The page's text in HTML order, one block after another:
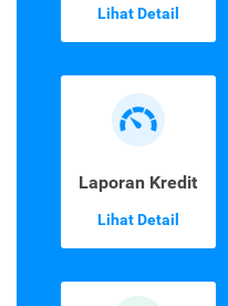
Lihat Detail
Laporan Kredit
Lihat Detail